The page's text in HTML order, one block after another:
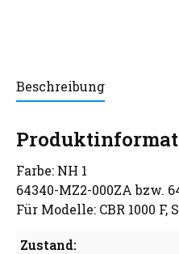
Beschreibung
Farbe: NH 1
64340-MZ2-000ZA bzw.
Für Modelle: CBR 1000 F,
Zustand: